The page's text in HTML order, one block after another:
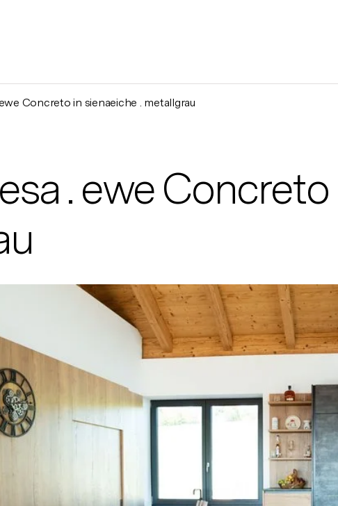
Concreto in sienaeiche . metallgrau
. ewe Concreto